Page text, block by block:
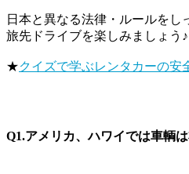
日本と異なる法律・ルールを
旅先ドライブを楽しみましょう♪
★クイズで学ぶレンタカーの
Q1.アメリカ、ハワイでは車輌は